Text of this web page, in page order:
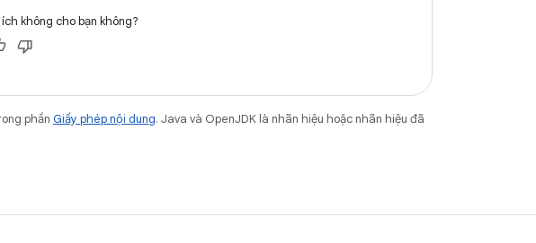
không cho bạn không?
phần Giấy phép nội dung. Java và OpenJDK là nhãn hiệu hoặc nhãn hiệu đã